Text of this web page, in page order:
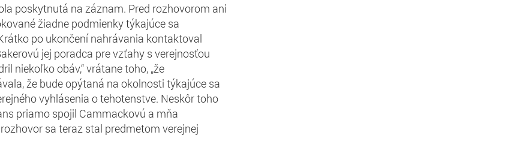
poskytnutá na záznam. Pred rozhovorom ani
žiadne podmienky týkajúce sa
po ukončení nahrávania kontaktoval
jej poradca pre vzťahy s verejnosťou
niekoľko obáv,“ vrátane toho, „že
že bude opýtaná na okolnosti týkajúce sa
vyhlásenia o tehotenstve. Neskôr toho
priamo spojil Cammackovú a mňa
sa teraz stal predmetom verejnej